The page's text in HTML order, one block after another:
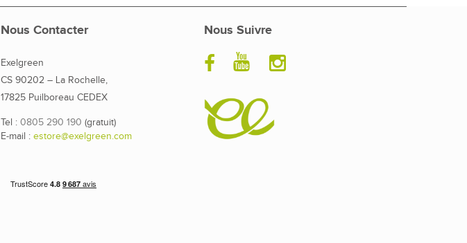
Nous Contacter
Exelgreen
CS 90202 – La Rochelle,
17825 Puilboreau CEDEX
Tel : 0805 290 190 (gratuit)
E-mail : estore@exelgreen.com
Nous Suivre